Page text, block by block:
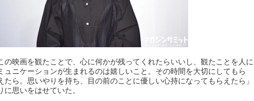
の映画を観たことで、心に何かが残ってくれたらいいし、観たことを人に
ュニケーションが生まれるのは嬉しいこと。その時間を大切にしてもら
たら。思いやりを持ち、目の前のことに優しい心持になってもらえたら」
思いをはせていた。